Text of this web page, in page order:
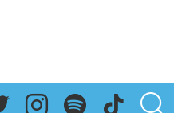
Facebook
Twitter
Instagram
Spotify
TikTok